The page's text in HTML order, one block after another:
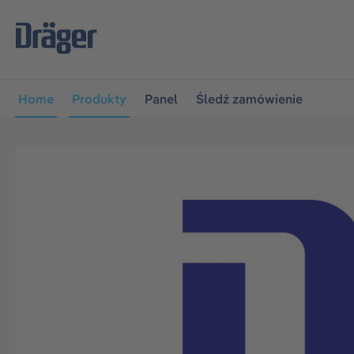
do głównej nawigacji
Home Produkty Panel Śledź zamówienie